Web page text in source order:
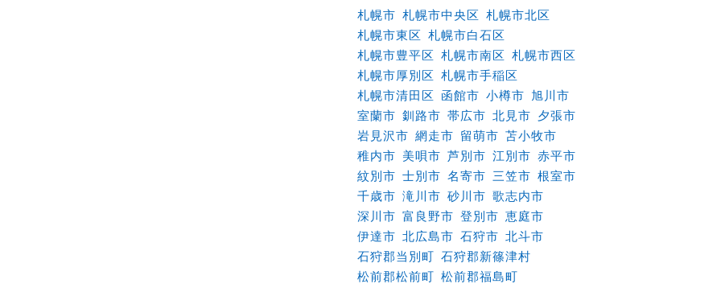
札幌市 札幌市中央区 札幌市北区
札幌市東区 札幌市白石区
札幌市豊平区 札幌市南区 札幌市西区
札幌市厚別区 札幌市手稲区
札幌市清田区
函館市 小樽市 旭川市
室蘭市 釧路市 帯広市 北見市 夕張市
岩見沢市 網走市 留萌市 苫小牧市
稚内市 美唄市 芦別市 江別市 赤平市
紋別市 士別市 名寄市 三笠市 根室市
千歳市 滝川市 砂川市 歌志内市
深川市 富良野市 登別市 恵庭市
伊達市 北広島市 石狩市 北斗市
石狩郡当別町 石狩郡新篠津村
松前郡松前町 松前郡福島町